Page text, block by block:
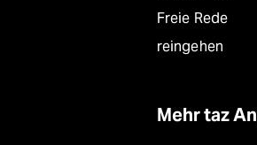
Freie Rede
reingehen
Mehr taz